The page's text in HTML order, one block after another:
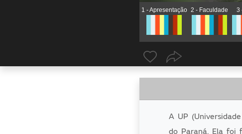
1 - Apresentação 2 - Faculdade 3
A UP
do Paraná. Ela foi